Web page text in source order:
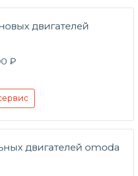
двигателей
₽
двигателей omoda